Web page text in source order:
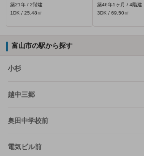
築21年 / 2階建
1DK / 25.48㎡
築46年1ヶ月 / 4階建
3DK / 69.50㎡
富山市の駅から探す
小杉
越中三郷
奥田中学校前
電気ビル前